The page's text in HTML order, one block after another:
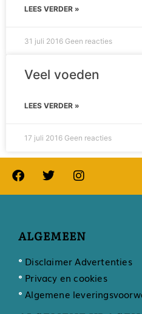
LEES VERDER »
31 juli 2016 Geen reacties
Veel voeden
LEES VERDER »
17 juli 2016 Geen reacties
ALGEMEEN
Disclaimer Advertenties
Privacy en cookies
Algemene